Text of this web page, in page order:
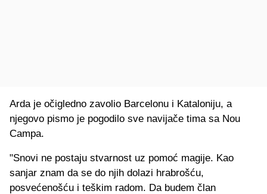
Arda je očigledno zavolio Barcelonu i Kataloniju, a
njegovo pismo je pogodilo sve navijače tima sa Nou
Campa.
"Snovi ne postaju stvarnost uz pomoć magije. Kao
sanjar znam da se do njih dolazi hrabrošću,
posvećenošću i teškim radom. Da budem član